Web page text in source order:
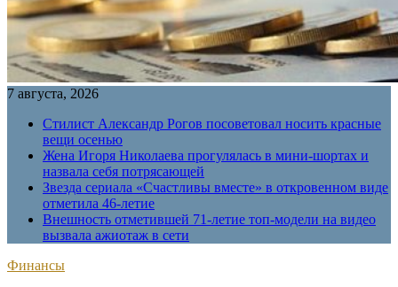
7 августа, 2026
Стилист Александр Рогов посоветовал носить красные
вещи осенью
Жена Игоря Николаева прогулялась в мини-шортах и
назвала себя потрясающей
Звезда сериала «Счастливы вместе» в откровенном виде
отметила 46-летие
Внешность отметившей 71-летие топ-модели на видео
вызвала ажиотаж в сети
Финансы